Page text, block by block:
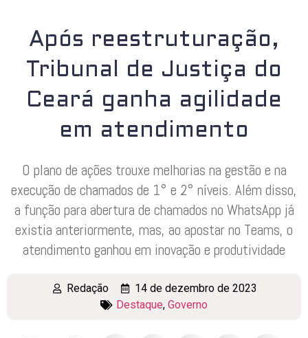
Após reestruturação,
Tribunal de Justiça do
Ceará ganha agilidade
em atendimento
O plano de ações trouxe melhorias na gestão e na
execução de chamados de 1° e 2° níveis. Além disso,
a função para abertura de chamados no WhatsApp já
existia anteriormente, mas, ao apostar no Teams, o
atendimento ganhou em inovação e produtividade
Redação
14 de dezembro de 2023
Destaque, Governo